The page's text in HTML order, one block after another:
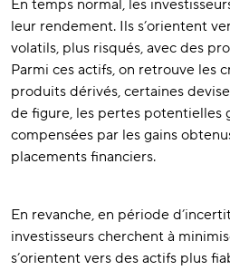
En temps normal, les
leur rendement. Ils s’orientent
volatils, plus risqués, avec des
Parmi ces actifs, on retrouve les
produits dérivés, certaines
de figure, les pertes potentielles
compensées par les gains
placements financiers.
En revanche, en période
investisseurs cherchent à
s’orientent vers des actifs plus